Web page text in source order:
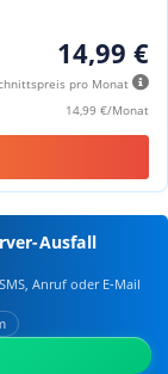
14,99 €
pro Monat
14,99 €/Monat
Ausfall
Anruf oder E‑Mail